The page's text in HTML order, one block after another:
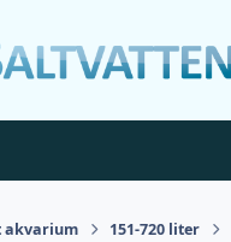
akvarium 151-720 liter